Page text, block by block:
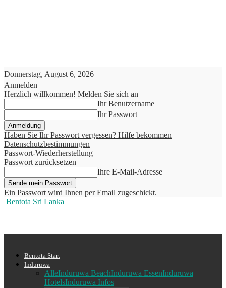
Donnerstag, August 6, 2026
Anmelden
Herzlich willkommen! Melden Sie sich an
Ihr Benutzername
Ihr Passwort
Haben Sie Ihr Passwort vergessen? Hilfe bekommen
Datenschutzbestimmungen
Passwort-Wiederherstellung
Passwort zurücksetzen
Ihre E-Mail-Adresse
Ein Passwort wird Ihnen per Email zugeschickt.
Bentota Sri Lanka
Bentota Start
Induruwa
AlleInduruwa BeachInduruwa EssenInduruwa
HotelsInduruwa Infos